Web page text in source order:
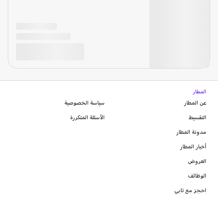
المطار
عن المطار
التقسيط
مدونة المطار
أخبار المطار
العروض
الوظائف
احجز مع تابي
سياسة الخصوصية
الأسئلة المتكررة